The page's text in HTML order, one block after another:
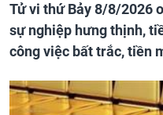
Tử vi thứ Bảy 8/8/2026
sự nghiệp hưng thịnh,
công việc bất trắc, tiền